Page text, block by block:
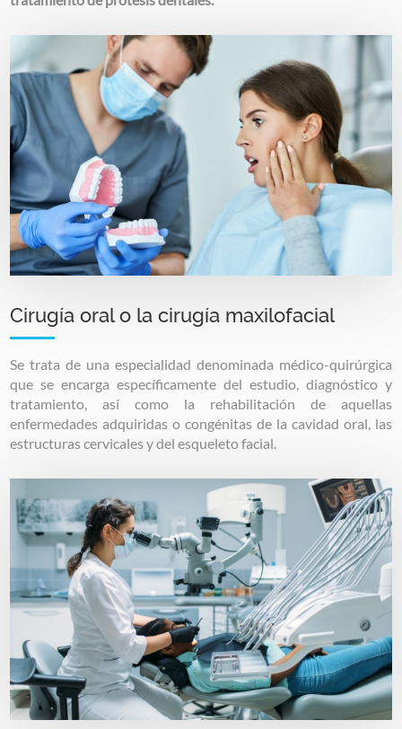
Image
Cirugía oral o la cirugía maxilofacial
Se trata de una especialidad denominada médico-quirúrgica
que se encarga específicamente del estudio, diagnóstico y
tratamiento, así como la rehabilitación de aquellas
enfermedades adquiridas o congénitas de la cavidad oral, las
estructuras cervicales y del esqueleto facial.
Image